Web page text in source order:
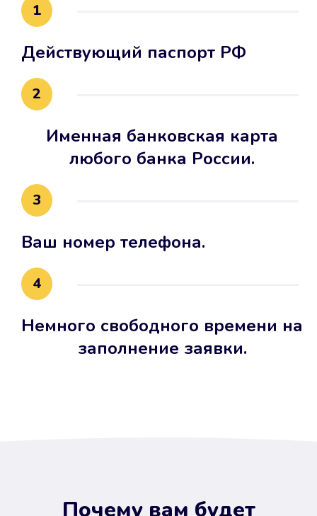
1
Действующий паспорт РФ
2
Именная банковская карта
любого банка России.
3
Ваш номер телефона.
4
Немного свободного времени на
заполнение заявки.
Почему вам будет